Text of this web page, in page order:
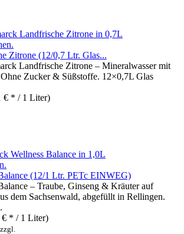
Zitrone (12/0,7 Ltr. Glas...
Landfrische Zitrone – Mineralwasser mit
Zucker & Süßstoffe. 12×0,7L Glas
€ * / 1 Liter)
(12/1 Ltr. PETc EINWEG)
– Traube, Ginseng & Kräuter auf
dem Sachsenwald, abgefüllt in Rellingen.
€ * / 1 Liter)
zzgl.